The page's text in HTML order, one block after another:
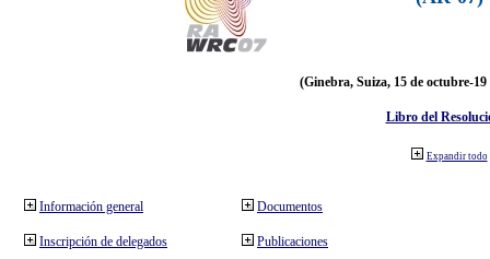
(Ginebra, Suiza, 15 de octubre-19
Libro del
Expandir todo
Información general
Inscripción de delegados
Documentos
Publicaciones